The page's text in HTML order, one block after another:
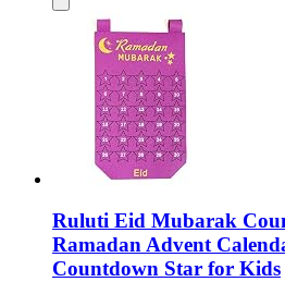
Ruluti Eid Mubarak
Ramadan Advent
Countdown Star for Kids